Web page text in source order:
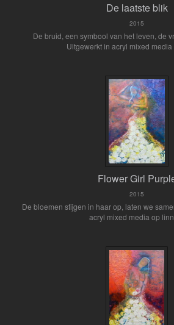
De laatste blik
2015
De bruid, een symbool van het leven, de
Uitgewerkt in acryl mixed media
Flower Girl
2015
De bloemen stijgen in haar op, laten we
acryl mixed media op